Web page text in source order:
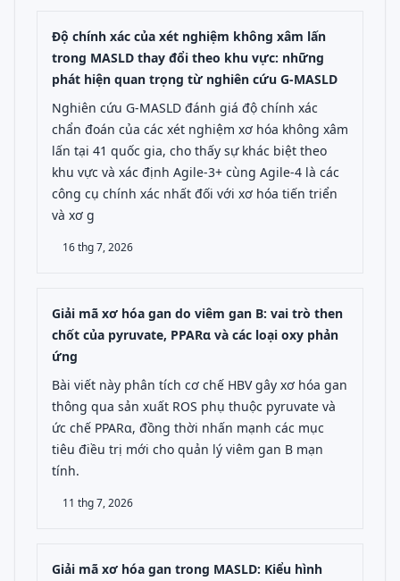
Độ chính xác của xét nghiệm không xâm lấn
trong MASLD thay đổi theo khu vực: những
phát hiện quan trọng từ nghiên cứu G-MASLD
Nghiên cứu G-MASLD đánh giá độ chính xác
chẩn đoán của các xét nghiệm xơ hóa không xâm
lấn tại 41 quốc gia, cho thấy sự khác biệt theo
khu vực và xác định Agile-3+ cùng Agile-4 là các
công cụ chính xác nhất đối với xơ hóa tiến triển
và xơ g
16 thg 7, 2026
Giải mã xơ hóa gan do viêm gan B: vai trò then
chốt của pyruvate, PPARα và các loại oxy phản
ứng
Bài viết này phân tích cơ chế HBV gây xơ hóa gan
thông qua sản xuất ROS phụ thuộc pyruvate và
ức chế PPARα, đồng thời nhấn mạnh các mục
tiêu điều trị mới cho quản lý viêm gan B mạn
tính.
11 thg 7, 2026
Giải mã xơ hóa gan trong MASLD: Kiểu hình